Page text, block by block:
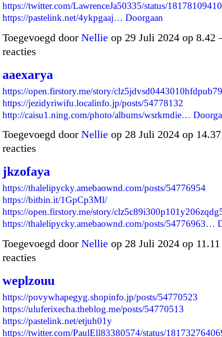
https://twitter.com/LawrenceJa50335/status/
https://pastelink.net/4ykpgaaj… Doorgaan
Toegevoegd door Nellie op 29 Juli 2024 op 8.42
reacties
aaexarya
https://open.firstory.me/story/
https://jezidyriwifu.localinfo.jp/posts/54778132
http://caisu1.ning.com/photo/albums/wsrkmdie…
Toegevoegd door Nellie op 28 Juli 2024 op
reacties
jkzofaya
https://thalelipycky.amebaownd.com/posts/54776954
https://bitbin.it/1GpCp3Ml/
https://open.firstory.me/story/
https://thalelipycky.amebaownd.com/posts/54776963…
Toegevoegd door Nellie op 28 Juli 2024 op
reacties
weplzouu
https://povywhapegyg.shopinfo.jp/posts/54770523
https://uluferixecha.theblog.me/posts/54770513
https://pastelink.net/etjuh01y
https://twitter.com/PaulEll83380574/status/